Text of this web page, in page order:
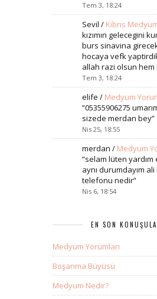
Tem 3, 18:24
Sevil / Kıbrıs
kızımın gelecegini
burs sinavina
hocaya vefk
allah razi olsun
Tem 3, 18:24
elife / Medyum
“05355906275
sizede merdan bey”
Nis 25, 18:55
merdan / Medyum
“selam lüten
aynı durumdayım ali
telefonu nedir”
Nis 6, 18:54
EN SON
Medyum Yorumları
Boşanma Büyüsü
Medyum Nedir?